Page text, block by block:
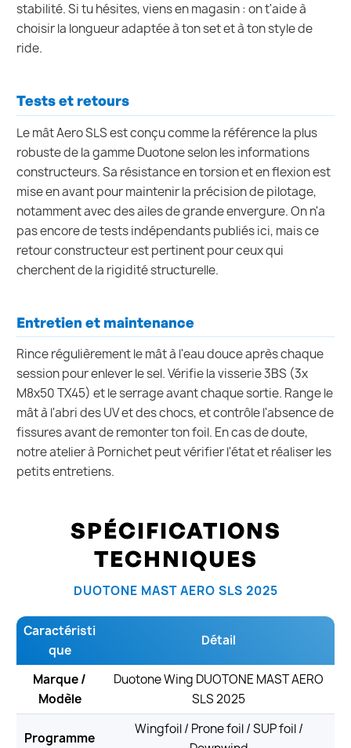
stabilité. Si tu hésites, viens en magasin : on t'aide à
choisir la longueur adaptée à ton set et à ton style de
ride.
Tests et retours
Le mât Aero SLS est conçu comme la référence la plus
robuste de la gamme Duotone selon les informations
constructeurs. Sa résistance en torsion et en flexion est
mise en avant pour maintenir la précision de pilotage,
notamment avec des ailes de grande envergure. On n'a
pas encore de tests indépendants publiés ici, mais ce
retour constructeur est pertinent pour ceux qui
cherchent de la rigidité structurelle.
Entretien et maintenance
Rince régulièrement le mât à l'eau douce après chaque
session pour enlever le sel. Vérifie la visserie 3BS (3x
M8x50 TX45) et le serrage avant chaque sortie. Range le
mât à l'abri des UV et des chocs, et contrôle l'absence de
fissures avant de remonter ton foil. En cas de doute,
notre atelier à Pornichet peut vérifier l'état et réaliser les
petits entretiens.
SPÉCIFICATIONS
TECHNIQUES
DUOTONE MAST AERO SLS 2025
Caractéristi
que
Détail
Marque /
Modèle
Duotone Wing DUOTONE MAST AERO
SLS 2025
Programme
Wingfoil / Prone foil / SUP foil /